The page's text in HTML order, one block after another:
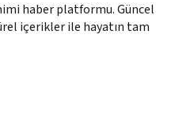
haber platformu. Güncel
içerikler ile hayatın tam